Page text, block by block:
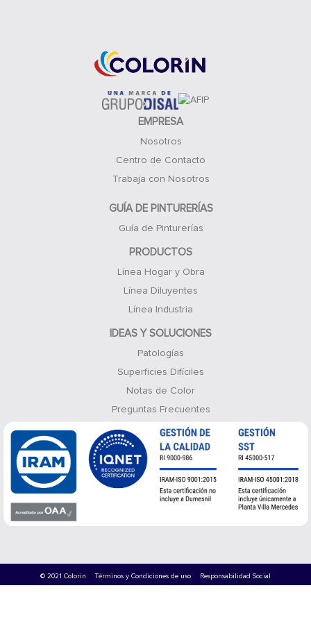
EMPRESA
Nosotros
Centro de Contacto
Trabaja con Nosotros
GUÍA DE PINTURERÍAS
Guía de Pinturerías
PRODUCTOS
Línea Hogar y Obra
Línea Diluyentes
Línea Industria
IDEAS Y SOLUCIONES
Patologías
Superficies Difíciles
Notas de Color
Preguntas Frecuentes
© 2021 Colorin Términos y Condiciones de uso Responsabilidad Social